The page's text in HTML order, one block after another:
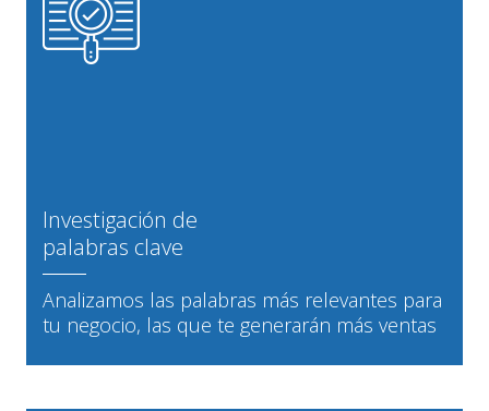
Investigación de
palabras clave
Analizamos las palabras más relevantes para
tu negocio, las que te generarán más ventas